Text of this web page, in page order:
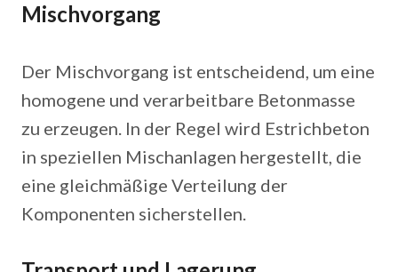
Mischvorgang
Der Mischvorgang ist entscheidend, um eine
homogene und verarbeitbare Betonmasse
zu erzeugen. In der Regel wird Estrichbeton
in speziellen Mischanlagen hergestellt, die
eine gleichmäßige Verteilung der
Komponenten sicherstellen.